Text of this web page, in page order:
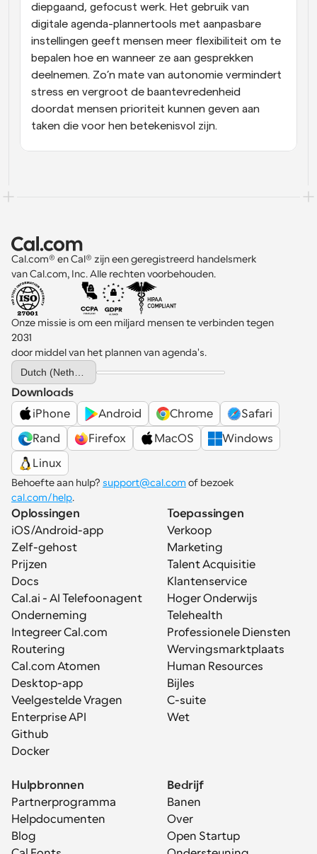
diepgaand, gefocust werk. Het gebruik van
digitale agenda-plannertools met aanpasbare
instellingen geeft mensen meer flexibiliteit om te
bepalen hoe en wanneer ze aan gesprekken
deelnemen. Zo’n mate van autonomie vermindert
stress en vergroot de baantevredenheid
doordat mensen prioriteit kunnen geven aan
taken die voor hen betekenisvol zijn.
Cal.com® en Cal® zijn een geregistreerd handelsmerk
van Cal.com, Inc. Alle rechten voorbehouden.
Onze missie is om een miljard mensen te verbinden tegen
2031
door middel van het plannen van agenda's.
Select Language
Downloads
iPhone
Android Chrome
Safari
Rand
Firefox MacOS
Windows
Linux
Behoefte aan hulp? support@cal.com
cal.com/help.
Oplossingen
iOS/Android-app
Zelf-gehost
Prijzen
Docs
Cal.ai - AI Telefoonagent
Onderneming
Integreer Cal.com
Routering
Cal.com Atomen
Desktop-app
Veelgestelde Vragen
Enterprise API
Github
Docker
Toepassingen
Verkoop
Marketing
Talent Acquisitie
Klantenservice
Hoger Onderwijs
Telehealth
Professionele Diensten
Wervingsmarktplaats
Human Resources
Bijles
C-suite
Wet
Hulpbronnen
Partnerprogramma
Helpdocumenten
Blog
Bedrijf
Banen
Over
Open Startup